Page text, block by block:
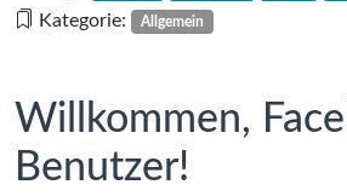
und
Kategorie: Allgemein
Willkommen,
Benutzer!